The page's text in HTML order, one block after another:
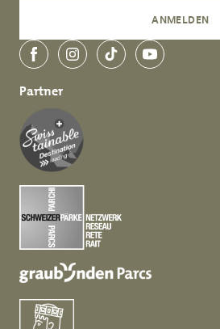
ANMELDEN
FacebookInstagramTikTokYouTube
Partner